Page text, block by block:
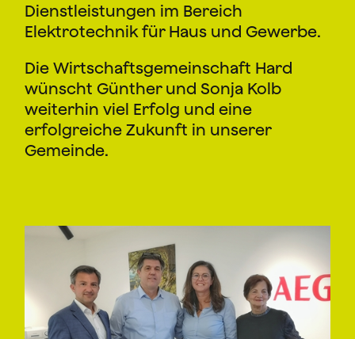
Dienstleistungen im Bereich
Elektrotechnik für Haus und Gewerbe.
Die Wirtschaftsgemeinschaft Hard
wünscht Günther und Sonja Kolb
weiterhin viel Erfolg und eine
erfolgreiche Zukunft in unserer
Gemeinde.